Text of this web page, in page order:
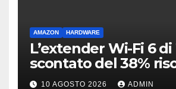
AMAZON HARDWARE
L’extender Wi-Fi 6
scontato del 38%
problema delle zone
10 AGOSTO 2026 ADMIN